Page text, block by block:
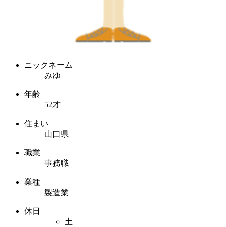
ニックネーム
みゆ
年齢
52才
住まい
山口県
職業
事務職
業種
製造業
休日
土